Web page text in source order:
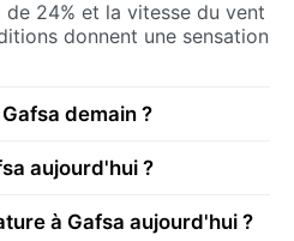
24% et la vitesse du vent
donnent une sensation
demain ?
aujourd'hui ?
à Gafsa aujourd'hui ?